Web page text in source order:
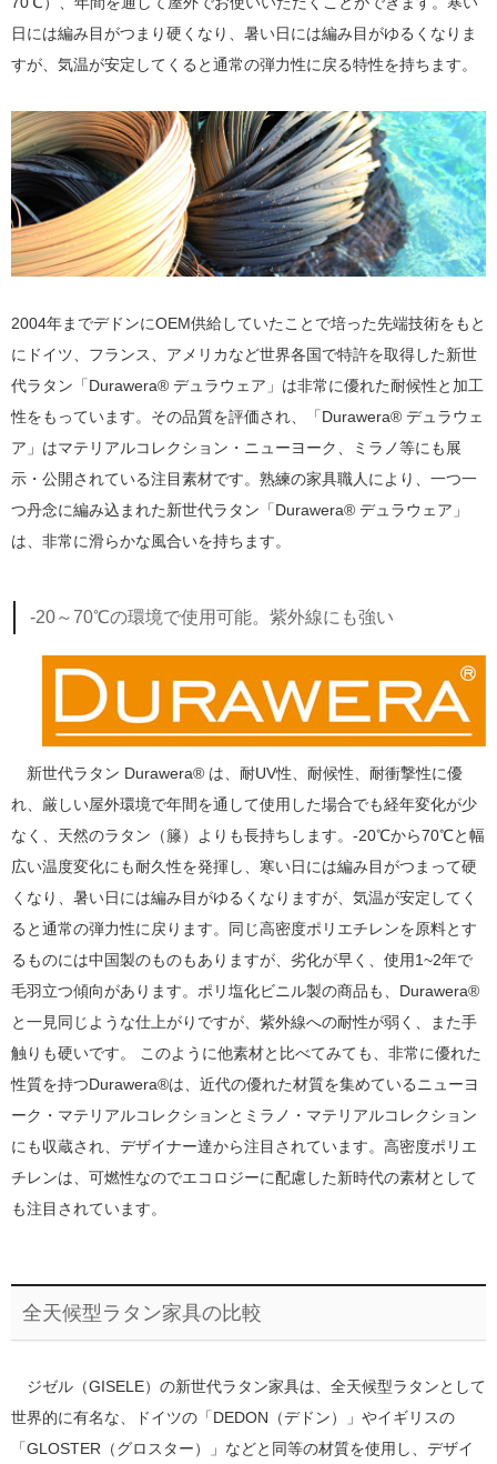
日には編み目がつまり硬くなり、暑い日には編み目がゆるくなりま
すが、気温が安定してくると通常の弾力性に戻る特性を持ちます。
2004年までデドンにOEM供給していたことで培った先端技術をもと
にドイツ、フランス、アメリカなど世界各国で特許を取得した新世
代ラタン「Durawera® デュラウェア」は非常に優れた耐候性と加工
性をもっています。その品質を評価され、「Durawera® デュラウェ
ア」はマテリアルコレクション・ニューヨーク、ミラノ等にも展
示・公開されている注目素材です。熟練の家具職人により、一つ一
つ丹念に編み込まれた新世代ラタン「Durawera® デュラウェア」
は、非常に滑らかな風合いを持ちます。
-20～70℃の環境で使用可能。紫外線にも強い
新世代ラタン Durawera® は、耐UV性、耐候性、耐衝撃性に優
れ、厳しい屋外環境で年間を通して使用した場合でも経年変化が少
なく、天然のラタン（籐）よりも長持ちします。-20℃から70℃と幅
広い温度変化にも耐久性を発揮し、寒い日には編み目がつまって硬
くなり、暑い日には編み目がゆるくなりますが、気温が安定してく
ると通常の弾力性に戻ります。同じ高密度ポリエチレンを原料とす
るものには中国製のものもありますが、劣化が早く、使用1~2年で
毛羽立つ傾向があります。ポリ塩化ビニル製の商品も、Durawera®
と一見同じような仕上がりですが、紫外線への耐性が弱く、また手
触りも硬いです。 このように他素材と比べてみても、非常に優れた
性質を持つDurawera®は、近代の優れた材質を集めているニューヨ
ーク・マテリアルコレクションとミラノ・マテリアルコレクション
にも収蔵され、デザイナー達から注目されています。高密度ポリエ
チレンは、可燃性なのでエコロジーに配慮した新時代の素材として
も注目されています。
全天候型ラタン家具の比較
ジゼル（GISELE）の新世代ラタン家具は、全天候型ラタンとして
世界的に有名な、ドイツの「DEDON（デドン）」やイギリスの
「GLOSTER（グロスター）」などと同等の材質を使用し、デザイ